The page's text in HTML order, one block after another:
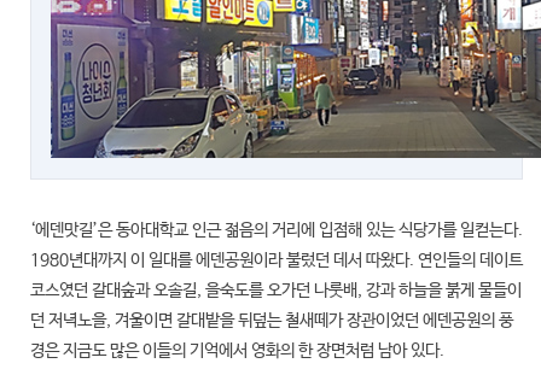
‘에덴맛길’은 동아대학교 인근 젊음의 거리에 입점해 있는 식당가를 일컫는다.
1980년대까지 이 일대를 에덴공원이라 불렀던 데서 따왔다. 연인들의 데이트
코스였던 갈대숲과 오솔길, 을숙도를 오가던 나룻배, 강과 하늘을 붉게 물들이
던 저녁노을, 겨울이면 갈대밭을 뒤덮는 철새떼가 장관이었던 에덴공원의 풍
경은 지금도 많은 이들의 기억에서 영화의 한 장면처럼 남아 있다.